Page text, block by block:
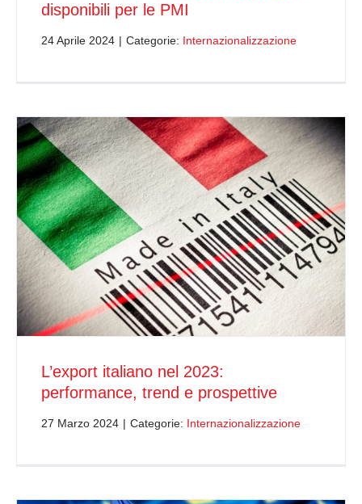
disponibili per le PMI
24 Aprile 2024 | Categorie: Internazionalizzazione
L’export italiano nel 2023:
performance, trend e prospettive
27 Marzo 2024 | Categorie: Internazionalizzazione